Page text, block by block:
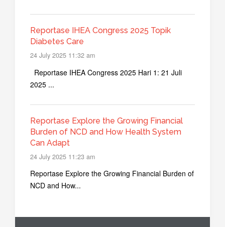
Reportase IHEA Congress 2025 Topik
Diabetes Care
24 July 2025 11:32 am
Reportase IHEA Congress 2025 Hari 1: 21 Juli
2025 ...
Reportase Explore the Growing Financial
Burden of NCD and How Health System
Can Adapt
24 July 2025 11:23 am
Reportase Explore the Growing Financial Burden of
NCD and How...